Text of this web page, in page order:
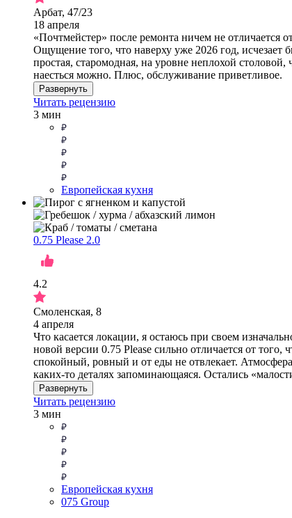
Арбат, 47/23
18 апреля
«Почтмейстер» после ремонта ничем не
Ощущение того, что наверху уже 2026 год, исчезает
простая, старомодная, на уровне неплохой
наесться можно. Плюс, обслуживание приветливое.
Развернуть
Читать рецензию
3 мин
Европейская кухня
0.75 Please 2.0
4.2
Смоленская, 8
4 апреля
Что касается локации, я остаюсь при своем
новой версии 0.75 Please сильно отличается от
спокойный, ровный и от еды не отвлекает.
каких-то деталях запоминающаяся. Остались
Развернуть
Читать рецензию
3 мин
Европейская кухня
075 Group